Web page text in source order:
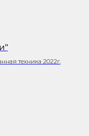
техника 2022г.